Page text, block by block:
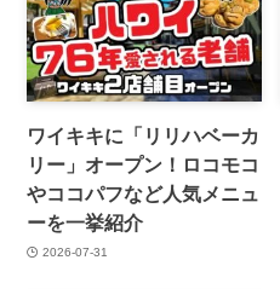
ワイキキに「リリハベーカ
リー」オープン！ロコモコ
やココパフなど人気メニュ
ーを一挙紹介
2026-07-31